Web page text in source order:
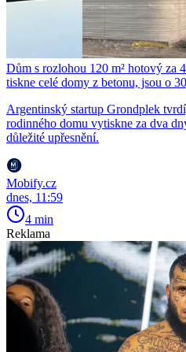
Dům s rozlohou 120 m² hotový za
tiskne celé domy z betonu, jsou o
Argentinský startup Grondplek
rodinného domu vytiskne za dva
důležité upřesnění.
Mobify.cz
dnes, 11:59
4 min
Reklama